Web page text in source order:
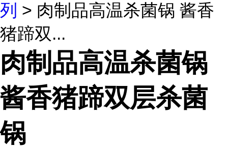
列 > 肉制品高温杀菌锅 酱香
猪蹄双...
肉制品高温杀菌锅
酱香猪蹄双层杀菌
锅